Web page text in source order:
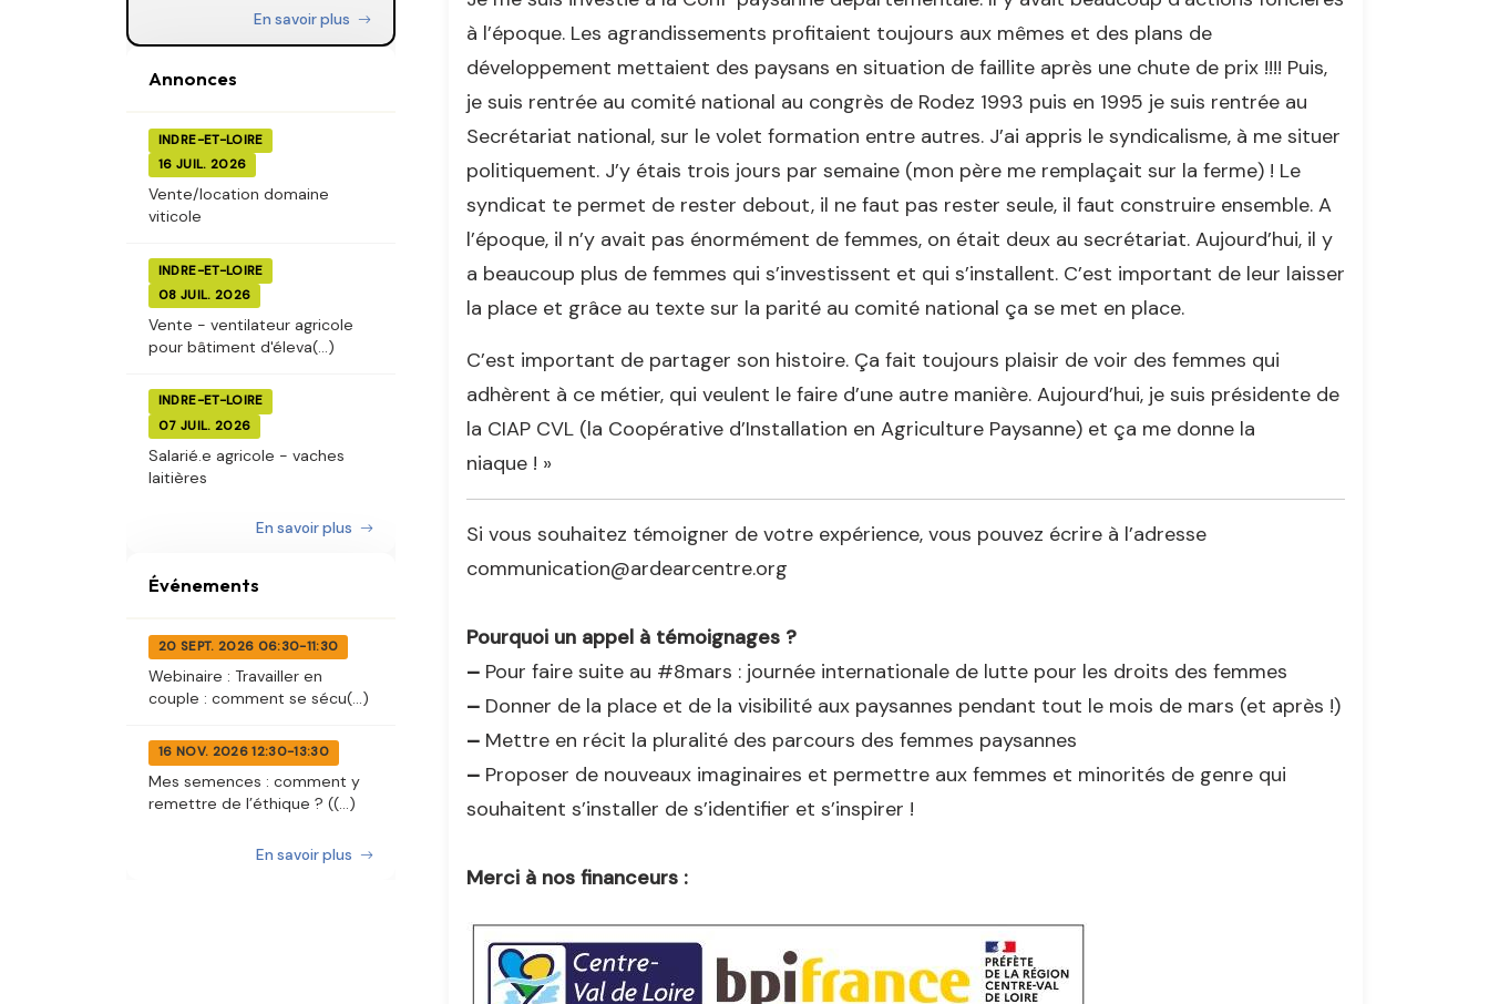
En savoir plus
Annonces
INDRE-ET-LOIRE
16 JUIL. 2026
Vente/location domaine
viticole
INDRE-ET-LOIRE
08 JUIL. 2026
Vente - ventilateur agricole
pour bâtiment d'éleva(...)
INDRE-ET-LOIRE
07 JUIL. 2026
Salarié.e agricole - vaches
laitières
En savoir plus
Événements
20 SEPT. 2026 06:30-11:30
Webinaire : Travailler en
couple : comment se sécu(...)
16 NOV. 2026 12:30-13:30
Mes semences : comment y
remettre de l’éthique ? ((...)
En savoir plus
à l’époque. Les agrandissements profitaient toujours aux mêmes et des plans de
développement mettaient des paysans en situation de faillite après une chute de prix !!!! Puis,
je suis rentrée au comité national au congrès de Rodez 1993 puis en 1995 je suis rentrée au
Secrétariat national, sur le volet formation entre autres. J’ai appris le syndicalisme, à me situer
politiquement. J’y étais trois jours par semaine (mon père me remplaçait sur la ferme) ! Le
syndicat te permet de rester debout, il ne faut pas rester seule, il faut construire ensemble. A
l’époque, il n’y avait pas énormément de femmes, on était deux au secrétariat. Aujourd’hui, il y
a beaucoup plus de femmes qui s’investissent et qui s’installent. C’est important de leur laisser
la place et grâce au texte sur la parité au comité national ça se met en place.
C’est important de partager son histoire. Ça fait toujours plaisir de voir des femmes qui
adhèrent à ce métier, qui veulent le faire d’une autre manière. Aujourd’hui, je suis présidente de
la CIAP CVL (la Coopérative d’Installation en Agriculture Paysanne) et ça me donne la
niaque ! »
Si vous souhaitez témoigner de votre expérience, vous pouvez écrire à l’adresse
communication@ardearcentre.org
Pourquoi un appel à témoignages ?
– Pour faire suite au #8mars : journée internationale de lutte pour les droits des femmes
– Donner de la place et de la visibilité aux paysannes pendant tout le mois de mars (et après !)
– Mettre en récit la pluralité des parcours des femmes paysannes
– Proposer de nouveaux imaginaires et permettre aux femmes et minorités de genre qui
souhaitent s’installer de s’identifier et s’inspirer !
Merci à nos financeurs :